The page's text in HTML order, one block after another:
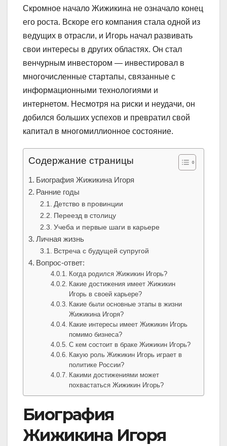
Скромное начало Жижикина не означало конец
его роста. Вскоре его компания стала одной из
ведущих в отрасли, и Игорь начал развивать
свои интересы в других областях. Он стал
венчурным инвестором — инвестировал в
многочисленные стартапы, связанные с
информационными технологиями и
интернетом. Несмотря на риски и неудачи, он
добился больших успехов и превратил свой
капитал в многомиллионное состояние.
Содержание страницы
Биография Жижикина Игоря
Ранние годы
Детство в провинции
Переезд в столицу
Учеба и первые шаги в карьере
Личная жизнь
Встреча с будущей супругой
Вопрос-ответ:
Когда родился Жижикин Игорь?
Какие достижения имеет Жижикин
Игорь в своей карьере?
Какие были основные этапы в жизни
Жижикина Игоря?
Какие интересы имеет Жижикин Игорь
помимо бизнеса?
С кем состоит в браке Жижикин Игорь?
Какую роль Жижикин Игорь играет в
политике России?
Какими достижениями может
похвастаться Жижикин Игорь?
Биография
Жижикина Игоря